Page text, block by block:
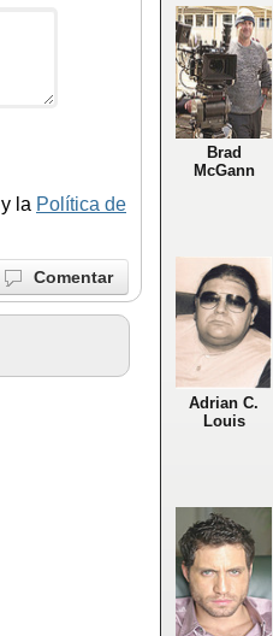
y la Política de
Comentar
Brad
McGann
Adrian C.
Louis